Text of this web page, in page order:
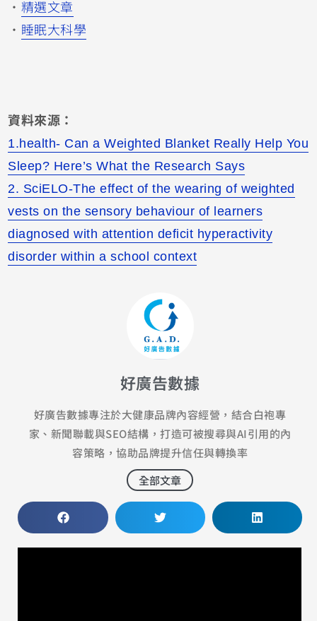
・ 精選文章
・ 睡眠大科學
資料來源：
1.health- Can a Weighted Blanket Really Help You
Sleep? Here’s What the Research Says
2. SciELO-The effect of the wearing of weighted
vests on the sensory behaviour of learners
diagnosed with attention deficit hyperactivity
disorder within a school context
好廣告數據
好廣告數據專注於大健康品牌內容經營，結合白袍專
家、新聞聯載與SEO結構，打造可被搜尋與AI引用的內
容策略，協助品牌提升信任與轉換率
全部文章